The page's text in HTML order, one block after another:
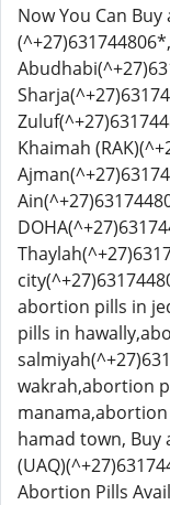
Now You Can
Khaimah
abortion pills in
pills in
wakrah,abortion
hamad town, Buy
Abortion Pills